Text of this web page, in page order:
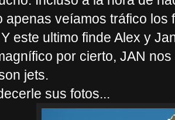
apenas veíamos tráfico
este ultimo finde Alex y
por cierto, JAN
jets.
sus fotos...